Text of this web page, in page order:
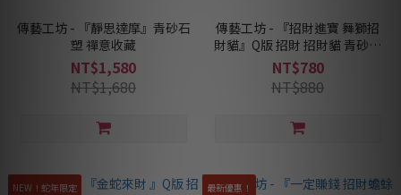
傳藝工坊 - 『靜思達摩』青砂石
塑 禪意收藏
NT$1,580
NT$1,680
傳藝工坊 - 『招財進寶 舞獅招
財貓』Q版 招財 招財貓 青砂石
塑 成對收藏
NT$780
NT$880
NEW！蛇年限定 最新優惠！